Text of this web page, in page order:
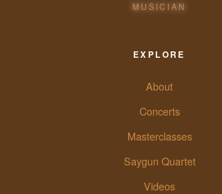
MUSICIAN
EXPLORE
About
Concerts
Masterclasses
Saygun Quartet
Videos